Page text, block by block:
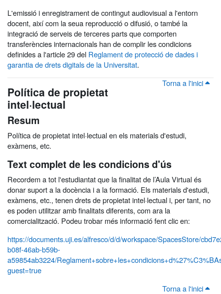
L'emissió i enregistrament de contingut audiovisual a l'entorn
docent, així com la seua reproducció o difusió, o també la
integració de serveis de terceres parts que comporten
transferències internacionals han de complir les condicions
definides a l'article 29 del Reglament de protecció de dades i
garantia de drets digitals de la Universitat.
Torna a l'inici
Política de propietat
intel·lectual
Resum
Política de propietat intel·lectual en els materials d'estudi,
exàmens, etc.
Text complet de les condicions d'ús
Recordem a tot l'estudiantat que la finalitat de l’Aula Virtual és
donar suport a la docència i a la formació. Els materials d'estudi,
exàmens, etc., tenen drets de propietat intel·lectual i, per tant, no
es poden utilitzar amb finalitats diferents, com ara la
comercialització. Podeu trobar més informació fent clic en:
https://documents.uji.es/alfresco/d/d/workspace/SpacesStore/
b08f-46ab-b59b-
a59854ab3224/
guest=true
Torna a l'inici